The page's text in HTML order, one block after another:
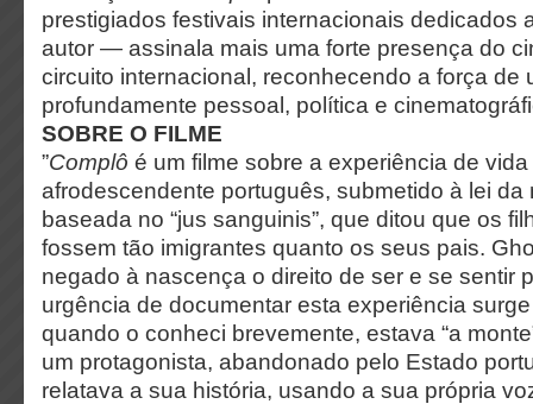
prestigiados festivais internacionais dedicados
autor — assinala mais uma forte presença do
circuito internacional, reconhecendo a força de
profundamente pessoal, política e
SOBRE O FILME
”Complô é um filme sobre a experiência de
afrodescendente português, submetido à lei da
baseada no “jus sanguinis”, que ditou que os
fossem tão imigrantes quanto os seus pais.
negado à nascença o direito de ser e se sentir
urgência de documentar esta experiência
quando o conheci brevemente, estava “a
um protagonista, abandonado pelo Estado
relatava a sua história, usando a sua própria